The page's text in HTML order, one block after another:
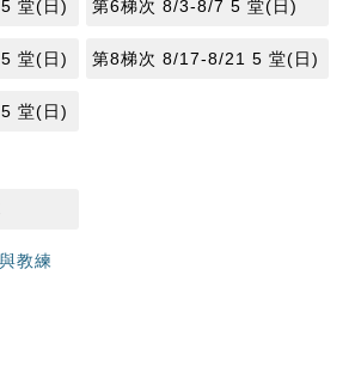
堂(日) 第6梯次 8/3-8/7 5 堂(日)
堂(日) 第8梯次 8/17-8/21 5 堂(日)
堂(日)
教練